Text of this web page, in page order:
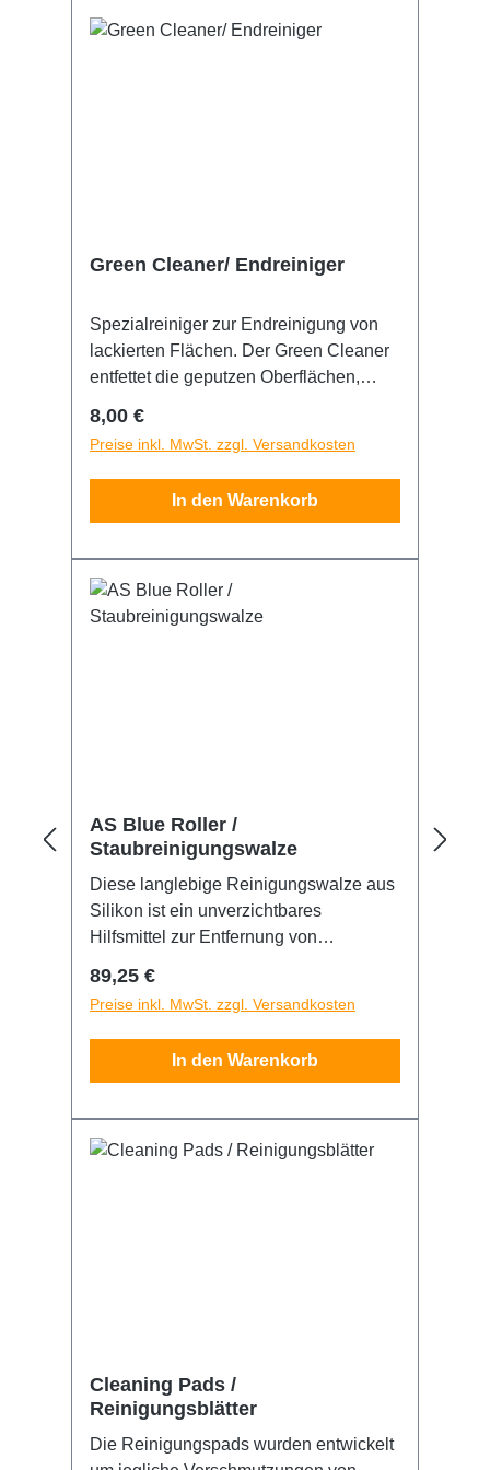
Green Cleaner/ Endreiniger
Spezialreiniger zur Endreinigung von
lackierten Flächen. Der Green Cleaner
entfettet die geputzen Oberflächen,
rückstandsfrei. 500ml Flasche Tipp: Bei
einer Folienbeklebung, unbedingt den
grünen Endreiniger vor der Verklebung
verwenden. Auch als 5L Kanister
Regulärer Preis:
8,00 €
Preise inkl. MwSt. zzgl. Versandkosten
In den Warenkorb
AS Blue Roller /
Staubreinigungswalze
Diese langlebige Reinigungswalze aus
Silikon ist ein unverzichtbares
Hilfsmittel zur Entfernung von
Oberflächen ohne dass Reinigungmittel
oder Chemikalien benötigt werden. Sie
zieht die Verunreinigungen effektiv an
und entfernt diese rückstandsfrei von
Unerwünschte Partikel mit einer Größe
von nur einem Mikrometer werden
Regulärer Preis:
89,25 €
Preise inkl. MwSt. zzgl. Versandkosten
In den Warenkorb
Cleaning Pads /
Reinigungsblätter
Die Reinigungspads wurden entwickelt